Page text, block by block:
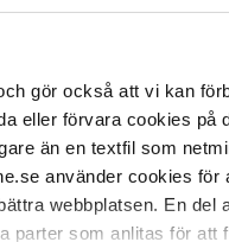
gör också att vi kan
eller förvara cookies på
än en textfil som
använder cookies för
webbplatsen. En del
parter som anlitas för att